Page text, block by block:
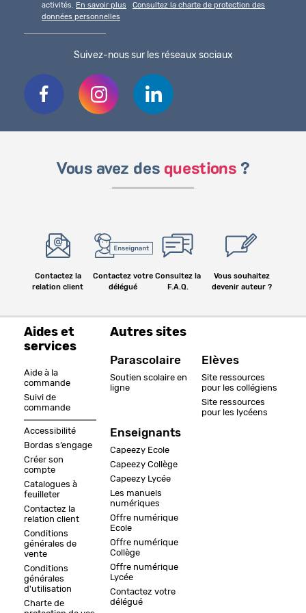
activités. En savoir plus
Consultez la charte de protection des
données personnelles
Suivez-nous sur les réseaux sociaux
Vous avez des questions ?
Contactez la
relation client
Contactez votre
délégué
Consultez la
F.A.Q.
Vous souhaitez
devenir auteur ?
Aides et
services
Aide à la
commande
Suivi de
commande
Accessibilité
Bordas s’engage
Créer son
compte
Catalogues à
feuilleter
Contactez la
relation client
Conditions
générales de
vente
Conditions
générales
d'utilisation
Charte de
Autres sites
Parascolaire
Soutien scolaire en
ligne
Enseignants
Capeezy Ecole
Capeezy Collège
Capeezy Lycée
Les manuels
numériques
Offre numérique
Ecole
Offre numérique
Collège
Offre numérique
Lycée
Contactez votre
délégué
Elèves
Site ressources
pour les collégiens
Site ressources
pour les lycéens